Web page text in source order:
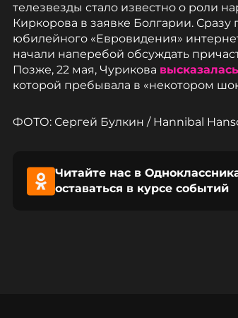
телезвезды стало известно о роли
Киркорова в заявке Болгарии. Сразу
юбилейного «Евровидения»
начали наперебой обсуждать
Позже, 22 мая, Чурикова высказалась
которой пребывала в «некотором
ФОТО: Сергей Булкин / Hannibal
Читайте нас в
оставаться в курсе событий